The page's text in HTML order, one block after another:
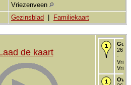
Vriezenveen
Gezinsblad Familiekaart
de kaart
26
-